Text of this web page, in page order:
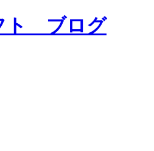
ト ブログ